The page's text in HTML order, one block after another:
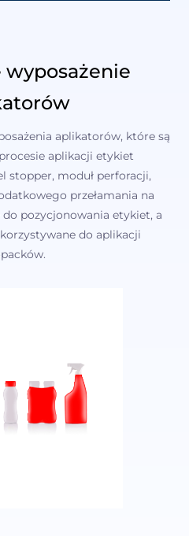
aplikatorów, które są
aplikacji etykiet
stopper, moduł perforacji,
przełamania na
pozycjonowania etykiet, a
do aplikacji